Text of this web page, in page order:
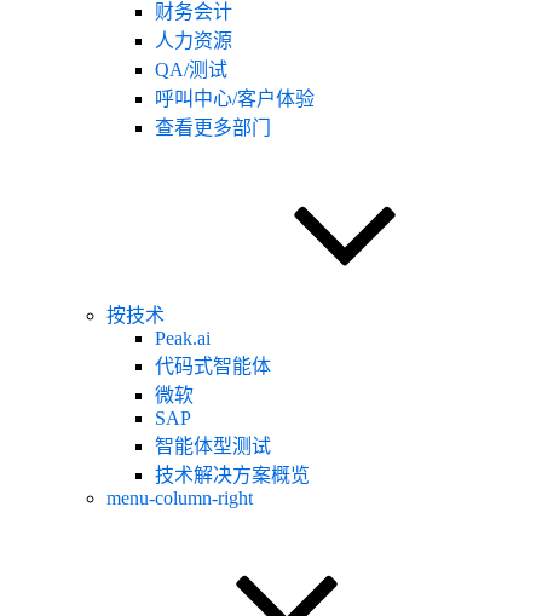
财务会计
人力资源
QA/测试
呼叫中心/客户体验
查看更多部门
按技术
Peak.ai
代码式智能体
微软
SAP
智能体型测试
技术解决方案概览
menu-column-right